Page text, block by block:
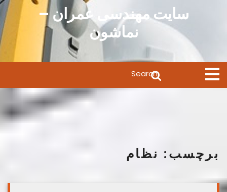
سایت مهندسی عمران –
نماشون
Open
Menu
for:
برچسب: نظام